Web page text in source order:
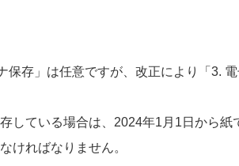
存」は任意ですが、改正により「3.
している場合は、2024年1月1日から
ければなりません。